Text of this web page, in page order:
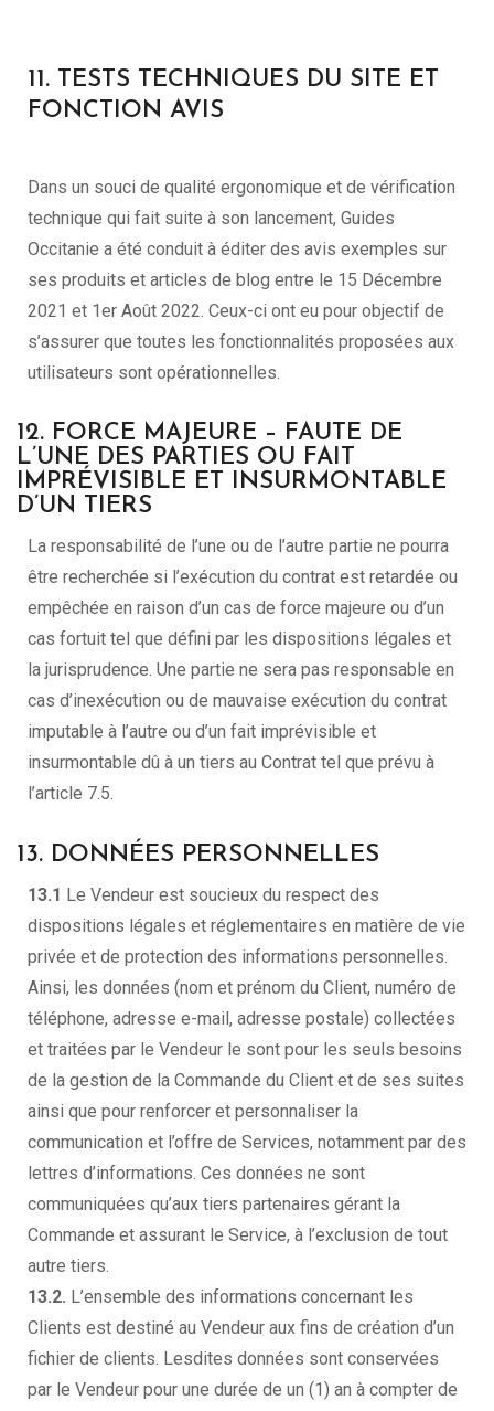
11. TESTS TECHNIQUES DU SITE ET
FONCTION AVIS
Dans un souci de qualité ergonomique et de vérification
technique qui fait suite à son lancement, Guides
Occitanie a été conduit à éditer des avis exemples sur
ses produits et articles de blog entre le 15 Décembre
2021 et 1er Août 2022. Ceux-ci ont eu pour objectif de
s’assurer que toutes les fonctionnalités proposées aux
utilisateurs sont opérationnelles.
12. FORCE MAJEURE – FAUTE DE
L’UNE DES PARTIES OU FAIT
IMPRÉVISIBLE ET INSURMONTABLE
D’UN TIERS
La responsabilité de l’une ou de l’autre partie ne pourra
être recherchée si l’exécution du contrat est retardée ou
empêchée en raison d’un cas de force majeure ou d’un
cas fortuit tel que défini par les dispositions légales et
la jurisprudence. Une partie ne sera pas responsable en
cas d’inexécution ou de mauvaise exécution du contrat
imputable à l’autre ou d’un fait imprévisible et
insurmontable dû à un tiers au Contrat tel que prévu à
l’article 7.5.
13. DONNÉES PERSONNELLES
13.1 Le Vendeur est soucieux du respect des
dispositions légales et réglementaires en matière de vie
privée et de protection des informations personnelles.
Ainsi, les données (nom et prénom du Client, numéro de
téléphone, adresse e-mail, adresse postale) collectées
et traitées par le Vendeur le sont pour les seuls besoins
de la gestion de la Commande du Client et de ses suites
ainsi que pour renforcer et personnaliser la
communication et l’offre de Services, notamment par des
lettres d’informations. Ces données ne sont
communiquées qu’aux tiers partenaires gérant la
Commande et assurant le Service, à l’exclusion de tout
autre tiers.
13.2. L’ensemble des informations concernant les
Clients est destiné au Vendeur aux fins de création d’un
fichier de clients. Lesdites données sont conservées
par le Vendeur pour une durée de un (1) an à compter de